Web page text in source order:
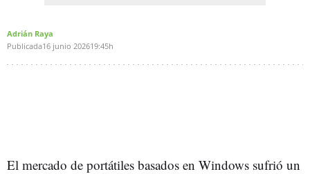
Adrián Raya
Publicada16 junio 202619:45h
El mercado de portátiles basados en Windows sufrió un